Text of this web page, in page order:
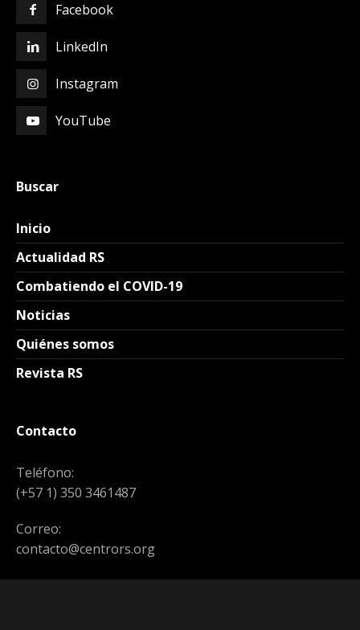
Facebook
LinkedIn
Instagram
YouTube
Buscar
Inicio
Actualidad RS
Combatiendo el COVID-19
Noticias
Quiénes somos
Revista RS
Contacto
Teléfono:
(+57 1) 350 3461487
Correo:
contacto@centrors.org